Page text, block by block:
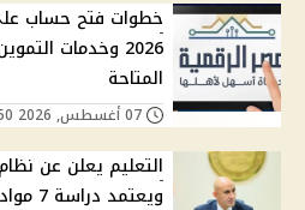
خطوات فتح حساب
2026 وخدمات
المتاحة
التعليم يعلن عن نظام